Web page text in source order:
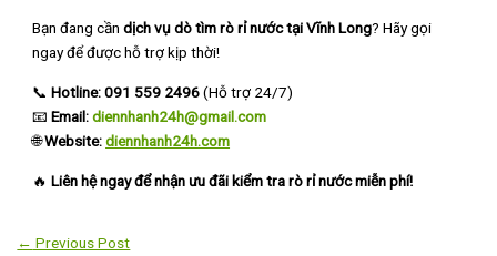
Bạn đang cầndịch vụ dò tìm rò rỉ nước tại Vĩnh Long? Hãy gọi
ngay để được hỗ trợ kịp thời!
📞Hotline: 091 559 2496(Hỗ trợ 24/7)
📧Email:diennhanh24h@gmail.com
🌐Website:diennhanh24h.com
🔥Liên hệ ngay để nhận ưu đãi kiểm tra rò rỉ nước miễn phí!
← Previous Post